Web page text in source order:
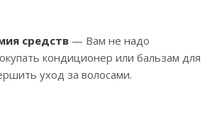
средств — Вам не надо
кондиционер или бальзам для
уход за волосами.